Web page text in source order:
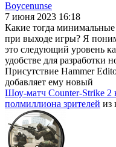
Boycenunse
7 июня 2023 16:18
Какие тогда
при выходе игры? Я
это следующий уровень
удобстве для разработки
Присутствие Hammer
добавляет ему новый
Шоу-матч Counter-Strike 2
полмиллиона зрителей из